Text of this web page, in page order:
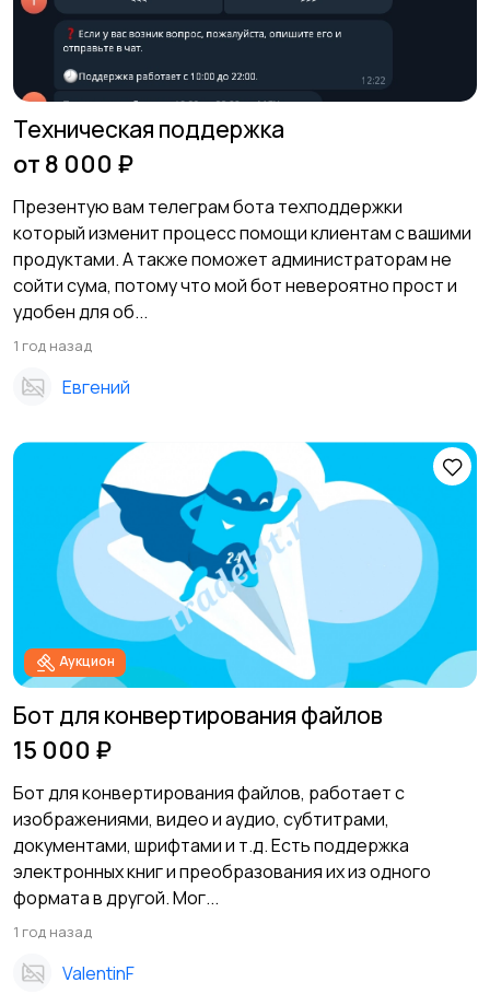
Техническая поддержка
от 8 000 ₽
Презентую вам телеграм бота техподдержки
который изменит процесс помощи клиентам с вашими
продуктами. А также поможет администраторам не
сойти сума, потому что мой бот невероятно прост и
удобен для об...
1 год назад
Евгений
Аукцион
Бот для конвертирования файлов
15 000 ₽
Бот для конвертирования файлов, работает с
изображениями, видео и аудио, субтитрами,
документами, шрифтами и т.д. Есть поддержка
электронных книг и преобразования их из одного
формата в другой. Мог...
1 год назад
ValentinF